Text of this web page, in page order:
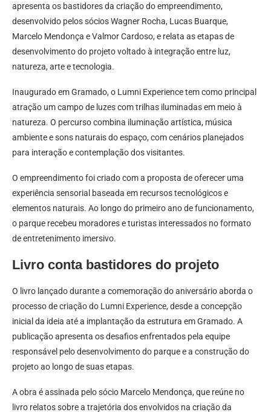
apresenta os bastidores da criação do empreendimento,
desenvolvido pelos sócios Wagner Rocha, Lucas Buarque,
Marcelo Mendonça e Valmor Cardoso, e relata as etapas de
desenvolvimento do projeto voltado à integração entre luz,
natureza, arte e tecnologia.
Inaugurado em Gramado, o Lumni Experience tem como principal
atração um campo de luzes com trilhas iluminadas em meio à
natureza. O percurso combina iluminação artística, música
ambiente e sons naturais do espaço, com cenários planejados
para interação e contemplação dos visitantes.
O empreendimento foi criado com a proposta de oferecer uma
experiência sensorial baseada em recursos tecnológicos e
elementos naturais. Ao longo do primeiro ano de funcionamento,
o parque recebeu moradores e turistas interessados no formato
de entretenimento imersivo.
Livro conta bastidores do projeto
O livro lançado durante a comemoração do aniversário aborda o
processo de criação do Lumni Experience, desde a concepção
inicial da ideia até a implantação da estrutura em Gramado. A
publicação apresenta os desafios enfrentados pela equipe
responsável pelo desenvolvimento do parque e a construção do
projeto ao longo de suas etapas.
A obra é assinada pelo sócio Marcelo Mendonça, que reúne no
livro relatos sobre a trajetória dos envolvidos na criação da